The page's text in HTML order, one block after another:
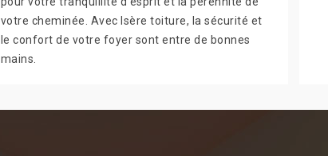
votre cheminée. Avec Isère toiture, la sécurité et
le confort de votre foyer sont entre de bonnes
mains.